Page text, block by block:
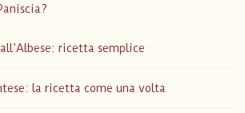
ricetta semplice
la ricetta come una volta